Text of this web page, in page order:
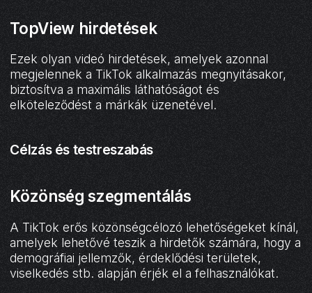
TopView hirdetések
Ezek olyan videó hirdetések, amelyek azonnal
megjelennek a TikTok alkalmazás megnyitásakor,
biztosítva a maximális láthatóságot és
elköteleződést a márkák üzenetével.
Célzás és testreszabás
Közönség szegmentálás
A TikTok erős közönségcélozó lehetőségeket kínál,
amelyek lehetővé teszik a hirdetők számára, hogy a
demográfiai jellemzők, érdeklődési területek,
viselkedés stb. alapján érjék el a felhasználókat.